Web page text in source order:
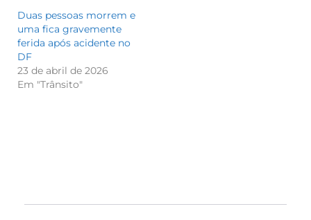
Duas pessoas morrem e
uma fica gravemente
ferida após acidente no
DF
23 de abril de 2026
Em "Trânsito"